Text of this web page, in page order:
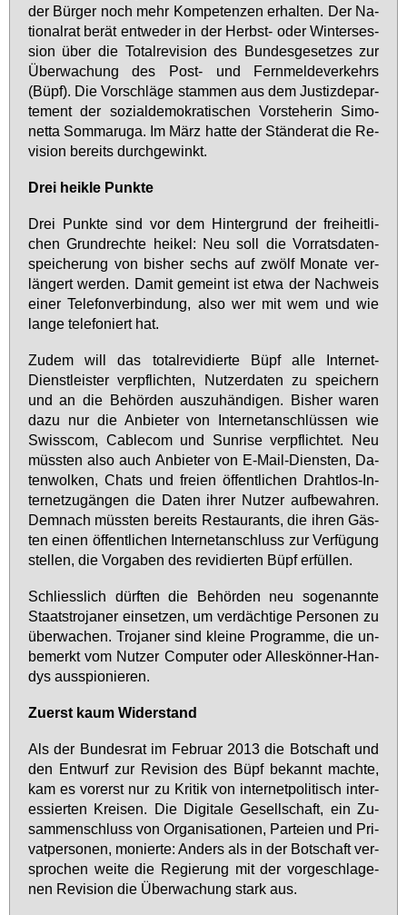
der Bür­ger noch mehr Kom­pe­ten­zen er­hal­ten. Der Na­
tio­nal­rat be­rät ent­we­der in der Herbst- oder Win­ter­ses­
si­on über die To­tal­re­vi­si­on des Bun­des­ge­set­zes zur
Über­wa­chung des Post- und Fern­mel­de­ver­kehrs
(Büpf). Die Vor­schlä­ge stam­men aus dem Jus­tiz­de­par­
te­ment der so­zi­al­de­mo­kra­ti­schen Vor­ste­he­rin Si­mo­
net­ta Som­maru­ga. Im März hat­te der Stän­de­rat die Re­
vi­si­on be­reits durch­ge­winkt.
Drei heik­le Punk­te
Drei Punk­te sind vor dem Hin­ter­grund der frei­heit­li­
chen Grund­rech­te hei­kel: Neu soll die Vor­rats­da­ten­
spei­che­rung von bis­her sechs auf zwölf Mo­na­te ver­
län­gert wer­den. Da­mit ge­meint ist et­wa der Nach­weis
ei­ner Te­le­fon­ver­bin­dung, al­so wer mit wem und wie
lan­ge te­le­fo­niert hat.
Zu­dem will das to­tal­r­e­vi­dier­te Büpf al­le In­ter­net-
Dienst­leis­ter ver­pflich­ten, Nut­zer­da­ten zu spei­chern
und an die Be­hör­den aus­zu­hän­di­gen. Bis­her wa­ren
da­zu nur die An­bie­ter von In­ter­net­an­schlüs­sen wie
Swiss­com, Ca­ble­com und Sun­ri­se ver­pflich­tet. Neu
müss­ten al­so auch An­bie­ter von E-Mail-Diens­ten, Da­
ten­wol­ken, Chats und frei­en öf­fent­li­chen Draht­los-In­
ter­net­zu­gän­gen die Da­ten ih­rer Nut­zer auf­be­wah­ren.
Dem­nach müss­ten be­reits Re­stau­rants, die ih­ren Gäs­
ten ei­nen öf­fent­li­chen In­ter­net­an­schluss zur Ver­fü­gung
stel­len, die Vor­ga­ben des re­vi­dier­ten Büpf er­fül­len.
Schliess­lich dürf­ten die Be­hör­den neu so­ge­nann­te
Staats­tro­ja­ner ein­set­zen, um ver­däch­ti­ge Per­so­nen zu
über­wa­chen. Tro­ja­ner sind klei­ne Pro­gram­me, die un­
be­merkt vom Nut­zer Com­pu­ter oder Al­les­kön­ner-Han­
dys aus­spio­nie­ren.
Zu­erst kaum Wi­der­stand
Als der Bun­des­rat im Fe­bru­ar 2013 die Bot­schaft und
den Ent­wurf zur Re­vi­si­on des Büpf be­kannt mach­te,
kam es vor­erst nur zu Kri­tik von in­ter­net­po­li­tisch in­ter­
es­sier­ten Krei­sen. Die Di­gi­ta­le Ge­sell­schaft, ein Zu­
sam­men­schluss von Or­ga­ni­sa­tio­nen, Par­tei­en und Pri­
vat­per­so­nen, mo­nier­te: An­ders als in der Bot­schaft ver­
spro­chen wei­te die Re­gie­rung mit der vor­ge­schla­ge­
nen Re­vi­si­on die Über­wa­chung stark aus.